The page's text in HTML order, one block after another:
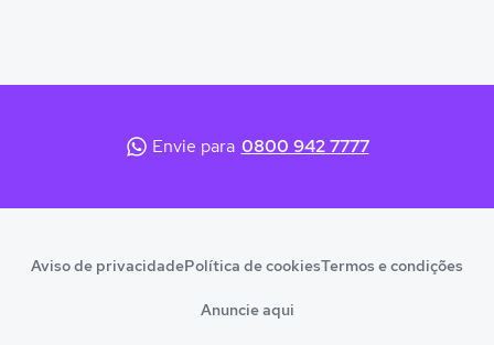
Envie para 0800 942 7777
Aviso de privacidadePolítica de cookiesTermos e condições
Anuncie aqui